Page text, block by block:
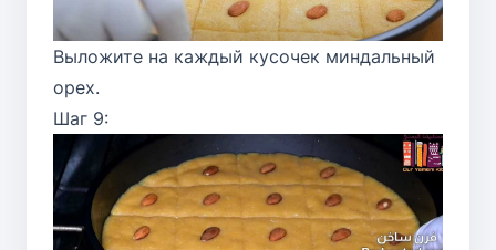
Выложите на каждый кусочек миндальный
орех.
Шаг 9: